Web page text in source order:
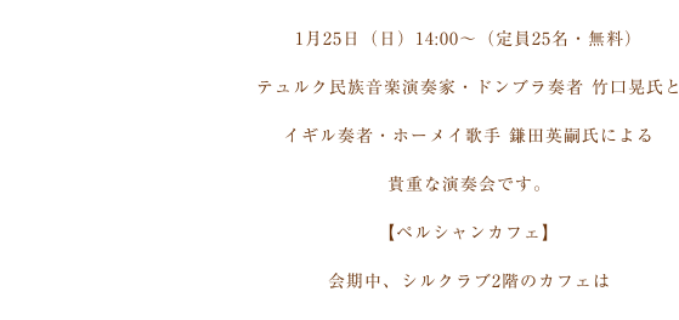
1月25日（日）14:00～（定員25名・無料）
テュルク民族音楽演奏家・ドンブラ奏者 竹口晃氏と
イギル奏者・ホーメイ歌手 鎌田英嗣氏による
貴重な演奏会です。
【ペルシャンカフェ】
会期中、シルクラブ2階のカフェは